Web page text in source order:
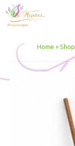
Home » Shop